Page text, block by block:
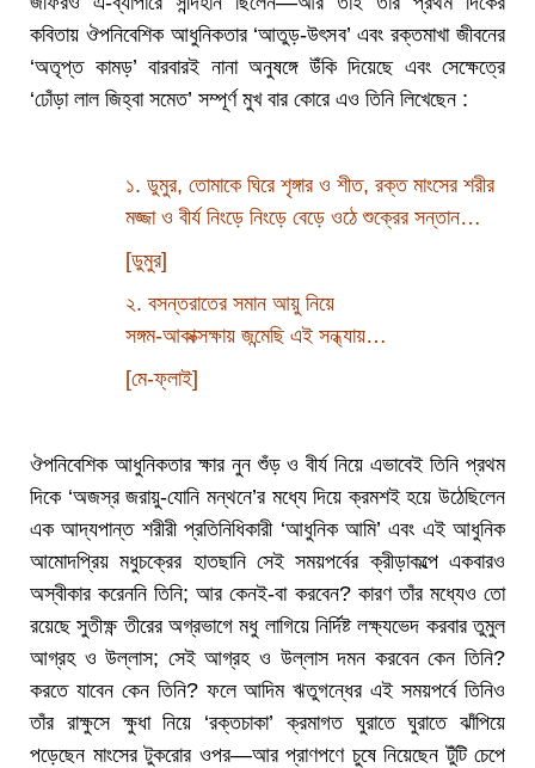
কবিতায় ঔপনিবেশিক আধুনিকতার ‘আতুড়-উৎসব’ এবং রক্তমাখা জীবনের
‘অতৃপ্ত কামড়’ বারবারই নানা অনুষঙ্গে উঁকি দিয়েছে এবং সেক্ষেত্রে
‘ঢোঁড়া লাল জিহ্বা সমেত’ সম্পূর্ণ মুখ বার কোরে এও তিনি লিখেছেন :
১. ডুমুর, তোমাকে ঘিরে শৃঙ্গার ও শীত, রক্ত মাংসের শরীর
মজ্জা ও বীর্য নিংড়ে নিংড়ে বেড়ে ওঠে শুক্রের সন্তান…
[ডুমুর]
২. বসন্তরাতের সমান আয়ু নিয়ে
সঙ্গম-আকাক্সক্ষায় জন্মেছি এই সন্ধ্যায়…
[মে-ফ্লাই]
ঔপনিবেশিক আধুনিকতার ক্ষার নুন শুঁড় ও বীর্য নিয়ে এভাবেই তিনি প্রথম
দিকে ‘অজস্র জরায়ু-যোনি মন্থনে’র মধ্যে দিয়ে ক্রমশই হয়ে উঠেছিলেন
এক আদ্যপান্ত শরীরী প্রতিনিধিকারী ‘আধুনিক আমি’ এবং এই আধুনিক
আমোদপ্রিয় মধুচক্রের হাতছানি সেই সময়পর্বের ক্রীড়াকল্পে একবারও
অস্বীকার করেননি তিনি; আর কেনই-বা করবেন? কারণ তাঁর মধ্যেও তো
রয়েছে সুতীক্ষ্ণ তীরের অগ্রভাগে মধু লাগিয়ে নির্দিষ্ট লক্ষ্যভেদ করবার তুমুল
আগ্রহ ও উল্লাস; সেই আগ্রহ ও উল্লাস দমন করবেন কেন তিনি?
করতে যাবেন কেন তিনি? ফলে আদিম ঋতুগন্ধের এই সময়পর্বে তিনিও
তাঁর রাক্ষুসে ক্ষুধা নিয়ে ‘রক্তচাকা’ ক্রমাগত ঘুরাতে ঘুরাতে ঝাঁপিয়ে
পড়েছেন মাংসের টুকরোর ওপর—আর প্রাণপণে চুষে নিয়েছেন টুঁটি চেপে